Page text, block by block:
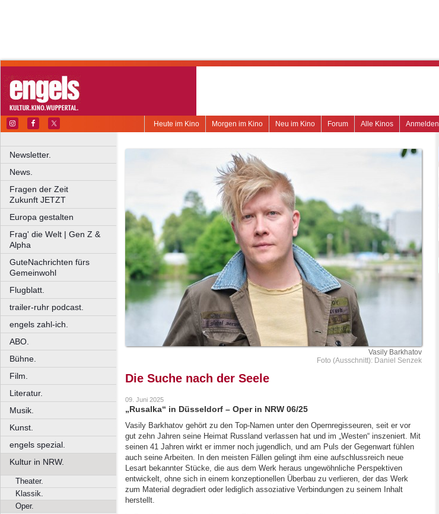
Anmelden
Alle Kinos
Forum
Neu im Kino
Morgen im Kino
Heute im Kino
Newsletter.
News.
Fragen der Zeit
Zukunft JETZT
Europa gestalten
Frag' die Welt | Gen Z &
Alpha
GuteNachrichten fürs
Gemeinwohl
Flugblatt.
trailer-ruhr podcast.
engels zahl-ich.
ABO.
Bühne.
Film.
Literatur.
Musik.
Kunst.
engels spezial.
Kultur in NRW.
Theater.
Klassik.
Oper.
Vasily Barkhatov
Foto (Ausschnitt): Daniel Senzek
Die Suche nach der Seele
09. Juni 2025
„Rusalka“ in Düsseldorf – Oper in NRW 06/25
Vasily Barkhatov gehört zu den Top-Namen unter den Opernregisseuren, seit er vor
gut zehn Jahren seine Heimat Russland verlassen hat und im „Westen“ inszeniert. Mit
seinen 41 Jahren wirkt er immer noch jugendlich, und am Puls der Gegenwart fühlen
auch seine Arbeiten. In den meisten Fällen gelingt ihm eine aufschlussreich neue
Lesart bekannter Stücke, die aus dem Werk heraus ungewöhnliche Perspektiven
entwickelt, ohne sich in einem konzeptionellen Überbau zu verlieren, der das Werk
zum Material degradiert oder lediglich assoziative Verbindungen zu seinem Inhalt
herstellt.